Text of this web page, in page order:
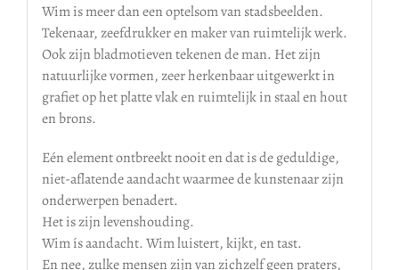
Wim is meer dan een optelsom van stadsbeelden.
Tekenaar, zeefdrukker en maker van ruimtelijk werk.
Ook zijn bladmotieven tekenen de man. Het zijn
natuurlijke vormen, zeer herkenbaar uitgewerkt in
grafiet op het platte vlak en ruimtelijk in staal en hout
en brons.
Eén element ontbreekt nooit en dat is de geduldige,
niet-aflatende aandacht waarmee de kunstenaar zijn
onderwerpen benadert.
Het is zijn levenshouding.
Wim ís aandacht. Wim luistert, kijkt, en tast.
En nee, zulke mensen zijn van zichzelf geen praters,